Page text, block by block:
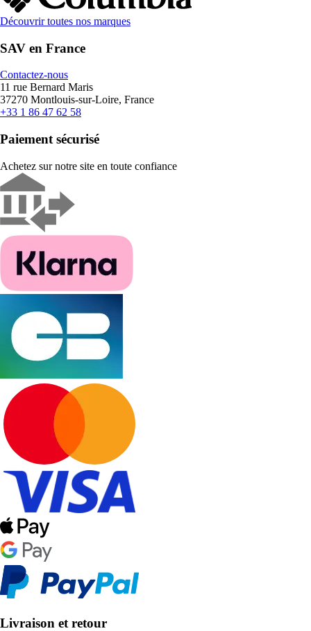
Découvrir toutes nos marques
SAV en France
Contactez-nous
11 rue Bernard Maris
37270 Montlouis-sur-Loire, France
+33 1 86 47 62 58
Paiement sécurisé
Achetez sur notre site en toute confiance
Livraison et retour